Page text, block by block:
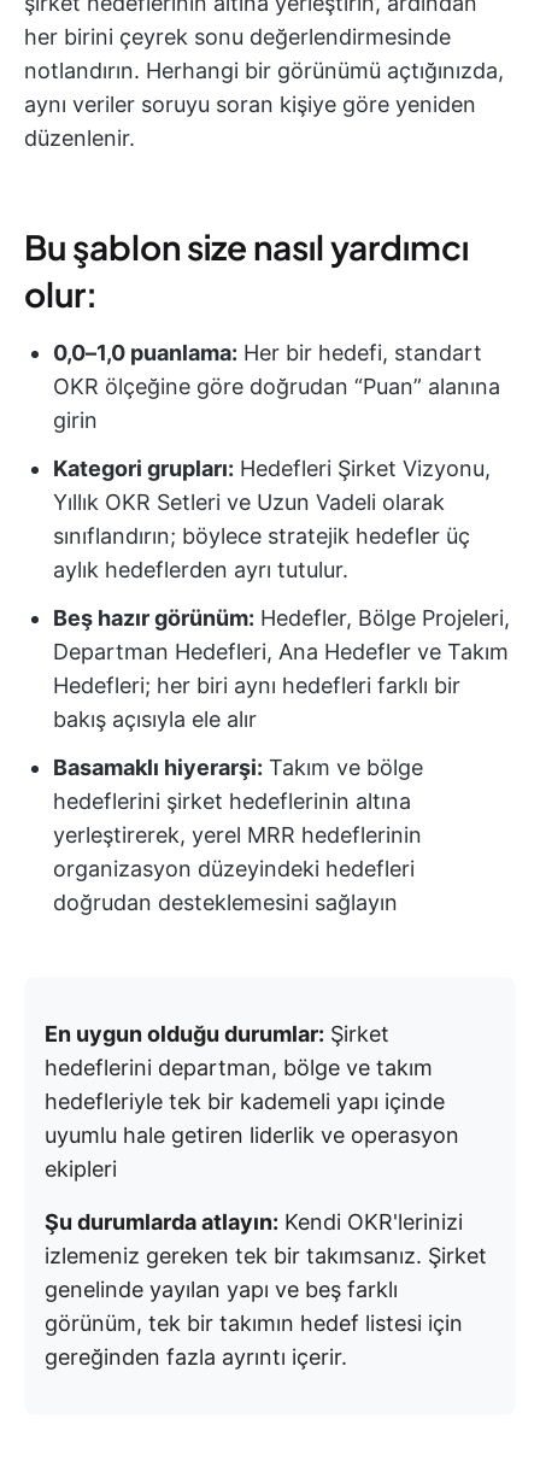
her birini çeyrek sonu değerlendirmesinde
notlandırın. Herhangi bir görünümü açtığınızda,
aynı veriler soruyu soran kişiye göre yeniden
düzenlenir.
Bu şablon size nasıl yardımcı
olur:
0,0–1,0 puanlama: Her bir hedefi, standart
OKR ölçeğine göre doğrudan “Puan” alanına
girin
Kategori grupları: Hedefleri Şirket Vizyonu,
Yıllık OKR Setleri ve Uzun Vadeli olarak
sınıflandırın; böylece stratejik hedefler üç
aylık hedeflerden ayrı tutulur.
Beş hazır görünüm: Hedefler, Bölge Projeleri,
Departman Hedefleri, Ana Hedefler ve Takım
Hedefleri; her biri aynı hedefleri farklı bir
bakış açısıyla ele alır
Basamaklı hiyerarşi: Takım ve bölge
hedeflerini şirket hedeflerinin altına
yerleştirerek, yerel MRR hedeflerinin
organizasyon düzeyindeki hedefleri
doğrudan desteklemesini sağlayın
En uygun olduğu durumlar: Şirket
hedeflerini departman, bölge ve takım
hedefleriyle tek bir kademeli yapı içinde
uyumlu hale getiren liderlik ve operasyon
ekipleri
Şu durumlarda atlayın: Kendi OKR'lerinizi
izlemeniz gereken tek bir takımsanız. Şirket
genelinde yayılan yapı ve beş farklı
görünüm, tek bir takımın hedef listesi için
gereğinden fazla ayrıntı içerir.